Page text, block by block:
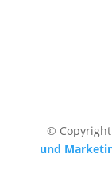
©
und